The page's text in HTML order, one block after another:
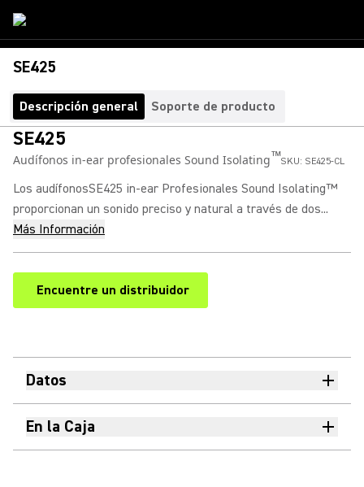
SE425
Descripción general Soporte de producto
SE425
Audífonos in-ear profesionales Sound Isolating™SKU: SE425-CL
Los audífonosSE425 in-ear Profesionales Sound Isolating™
proporcionan un sonido preciso y natural a través de dos...
Más Información
Encuentre un distribuidor
(Opens in a new tab)
Datos
En la Caja